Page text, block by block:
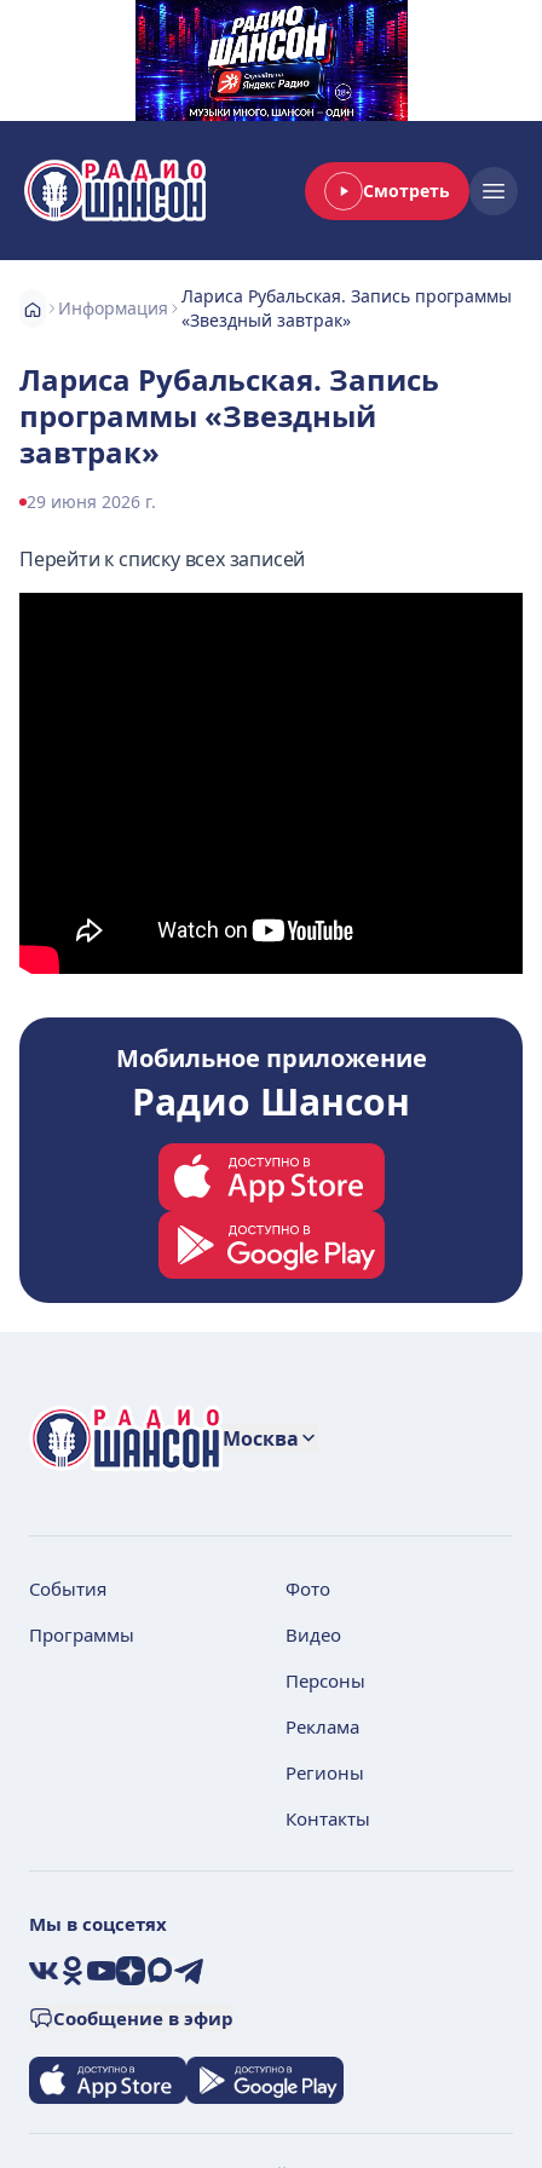
Радио Шансон Смотреть
Информация
Лариса Рубальская. Запись программы
«Звездный завтрак»
Лариса Рубальская. Запись
программы «Звездный
завтрак»
29 июня 2026 г.
Перейти к списку всех записей
Мобильное приложение
Радио Шансон
Москва
События
Программы
Фото
Видео
Персоны
Реклама
Регионы
Контакты
Мы в соцсетях
VKOkYouTube
ДзенMaxTelegram
Сообщение в эфир